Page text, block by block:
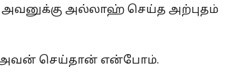
அவனுக்கு அல்லாஹ் செய்த அற்புதம்
அவன் செய்தான் என்போம்.